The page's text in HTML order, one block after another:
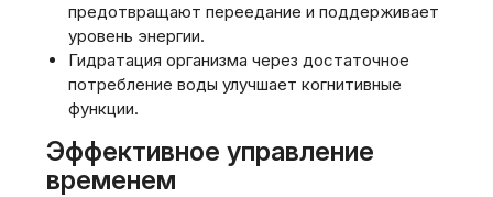
предотвращают переедание и поддерживает
уровень энергии.
Гидратация организма через достаточное
потребление воды улучшает когнитивные
функции.
Эффективное управление
временем